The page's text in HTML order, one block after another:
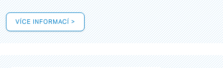
VÍCE INFORMACÍ >